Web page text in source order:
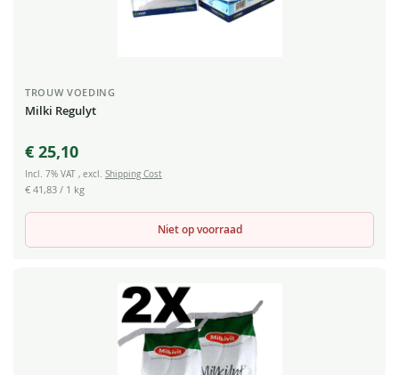
TROUW VOEDING
Milki Regulyt
€ 25,10
Incl. 7% VAT , excl. Shipping Cost
€ 41,83 / 1 kg
Niet op voorraad